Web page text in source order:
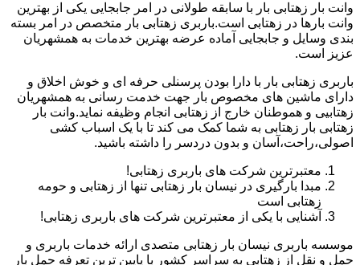
وانت بار زهتابی بار با سابقه طولانی در امر جابجایی یکی از بهترین
وانت بارها در زهتابی است.باربری زهتابی بار متخصص در امر بسته
بندی وسایل و جابجایی آماده عرضه بهترین خدمات به همشهریان
عزیز است.
باربری زهتابی بار با دارا بودن پرسنلی حرفه ای و خوش اخلاق و
دارای ماشین های مخصوص بار جهت خدمت رسانی به همشهریان
زهتابیی و هموطنان خارج از زهتابی انجام وظیفه نماید.وانت بار
زهتابی بار زهتابی به شما کمک می کند تا با یک اسباب کشی
اصولی،راحت،آسان و بدون دردسر را داشته باشید.
معتبرترین شرکت های باربری زهتابی!
مبدا بارگیری در نیسان بار زهتابی تنها از زهتابی و حومه
زهتابی است
آشنایی با یکی از معتبرترین شرکت های باربری زهتابی!
موسسه باربری نیسان بار زهتابی متصدی ارائه خدمات باربری و
حمل و نقل از زهتابی به سراسر کشور با پایین ترین تعرفه حمل بار